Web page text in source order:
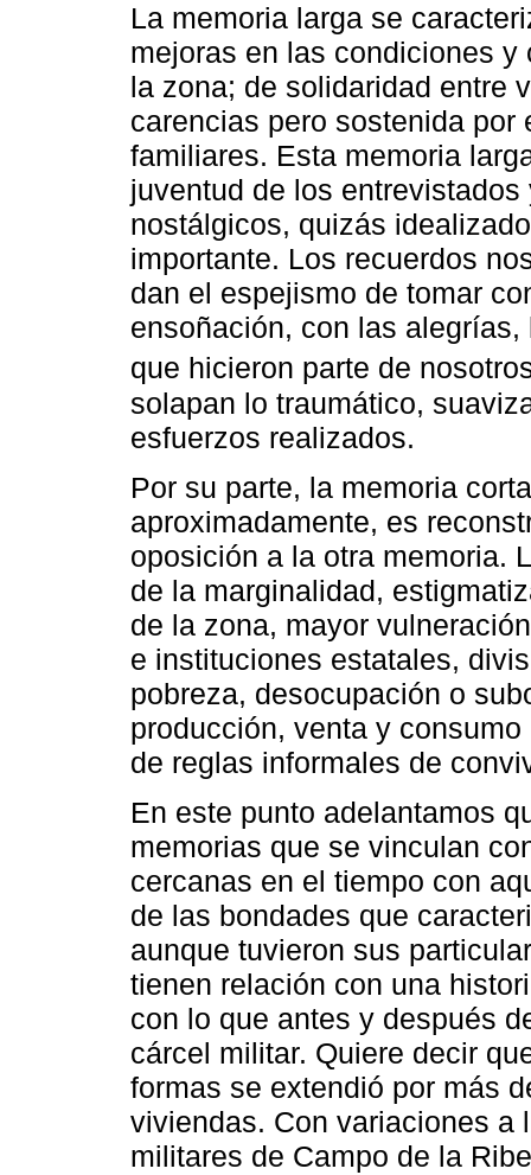
La memoria larga se
mejoras en las condiciones
la zona; de solidaridad entre
carencias pero sostenida
familiares. Esta memoria
juventud de los
nostálgicos, quizás
importante. Los recuerdos
dan el espejismo de tomar
ensoñación, con las
que hicieron parte de
solapan lo traumático,
esfuerzos realizados.
Por su parte, la memoria
aproximadamente, es
oposición a la otra memoria.
de la marginalidad,
de la zona, mayor
e instituciones estatales,
pobreza, desocupación o
producción, venta y
de reglas informales de
En este punto adelantamos
memorias que se vinculan
cercanas en el tiempo con
de las bondades que
aunque tuvieron sus
tienen relación con una
con lo que antes y después
cárcel militar. Quiere decir
formas se extendió por más
viviendas. Con variaciones a
militares de Campo de la